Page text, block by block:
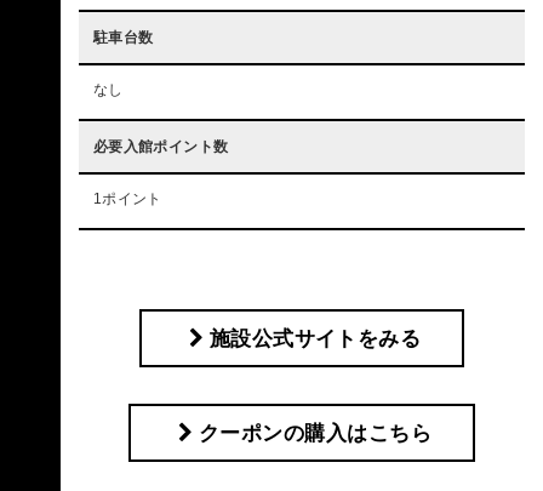
駐車台数
なし
必要入館ポイント数
1ポイント
施設公式サイトをみる
クーポンの購入はこちら